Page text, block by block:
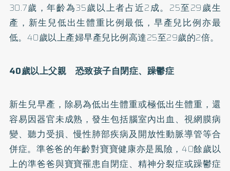
30.7歲，年齡為35歲以上者占近2成。25至29歲生
產，新生兒低出生體重比例最低，早產兒比例亦最
低。40歲以上產婦早產兒比例高達25至29歲的2倍。
40歲以上父親 恐致孩子自閉症、躁鬱症
新生兒早產，除易為低出生體重或極低出生體重，還
容易因器官未成熟，發生包括腦室內出血、視網膜病
變、聽力受損、慢性肺部疾病及開放性動脈導管等合
併症。準爸爸的年齡對寶寶健康亦是風險，40餘歲以
上的準爸爸與寶寶罹患自閉症、精神分裂症或躁鬱症